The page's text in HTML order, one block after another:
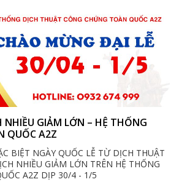
NHIỀU GIẢM LỚN – HỆ THỐNG
QUỐC A2Z
BIỆT NGÀY QUỐC LỄ TỪ DỊCH THUẬT
NHIỀU GIẢM LỚN TRÊN HỆ THỐNG
A2Z DỊP 30/4 - 1/5